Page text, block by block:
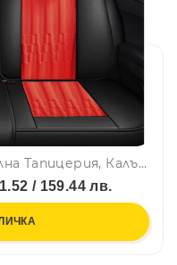
Пълен Комплект Универсална Тапицерия, Калъфи За Автомобилни Седалки Лукс Еко Кожа в Черно и Червено, с възглавнички TAP882
/ 159.44 лв.